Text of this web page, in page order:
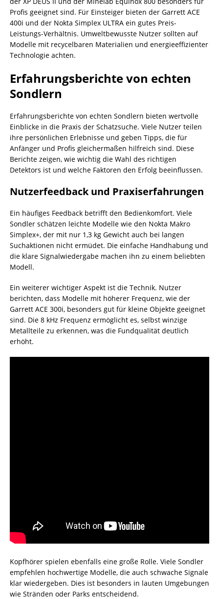
Profis geeignet sind. Für Einsteiger bieten der Garrett ACE
400i und der Nokta Simplex ULTRA ein gutes Preis-
Leistungs-Verhältnis. Umweltbewusste Nutzer sollten auf
Modelle mit recycelbaren Materialien und energieeffizienter
Technologie achten.
Erfahrungsberichte von echten
Sondlern
Erfahrungsberichte von echten Sondlern bieten wertvolle
Einblicke in die Praxis der Schatzsuche. Viele Nutzer teilen
ihre persönlichen Erlebnisse und geben Tipps, die für
Anfänger und Profis gleichermaßen hilfreich sind. Diese
Berichte zeigen, wie wichtig die Wahl des richtigen
Detektors ist und welche Faktoren den Erfolg beeinflussen.
Nutzerfeedback und Praxiserfahrungen
Ein häufiges Feedback betrifft den Bedienkomfort. Viele
Sondler schätzen leichte Modelle wie den Nokta Makro
Simplex+, der mit nur 1,3 kg Gewicht auch bei langen
Suchaktionen nicht ermüdet. Die einfache Handhabung und
die klare Signalwiedergabe machen ihn zu einem beliebten
Modell.
Ein weiterer wichtiger Aspekt ist die Technik. Nutzer
berichten, dass Modelle mit höherer Frequenz, wie der
Garrett ACE 300i, besonders gut für kleine Objekte geeignet
sind. Die 8 kHz Frequenz ermöglicht es, selbst winzige
Metallteile zu erkennen, was die Fundqualität deutlich
erhöht.
Kopfhörer spielen ebenfalls eine große Rolle. Viele Sondler
empfehlen hochwertige Modelle, die auch schwache Signale
klar wiedergeben. Dies ist besonders in lauten Umgebungen
wie Stränden oder Parks entscheidend.